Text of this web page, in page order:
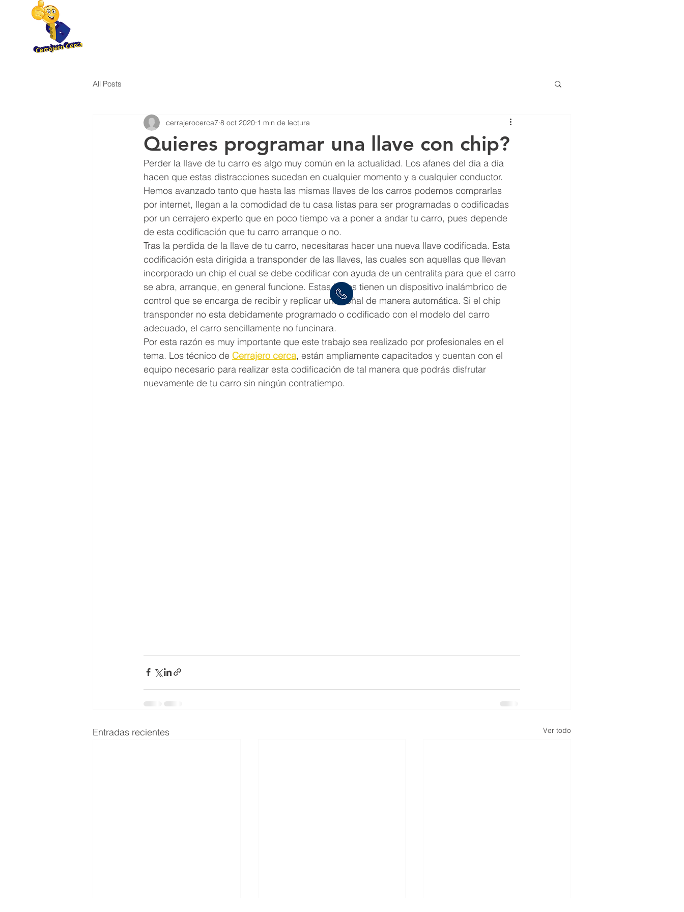
All Posts
Quieres programar una llave con chip?
cerrajerocerca7 8 oct 2020 1 min de lectura
Perder la llave de tu carro es algo muy común en la actualidad. Los afanes del día a día
hacen que estas distracciones sucedan en cualquier momento y a cualquier conductor.
Hemos avanzado tanto que hasta las mismas llaves de los carros podemos comprarlas
por internet, llegan a la comodidad de tu casa listas para ser programadas o codificadas
por un cerrajero experto que en poco tiempo va a poner a andar tu carro, pues depende
de esta codificación que tu carro arranque o no.
Tras la perdida de la llave de tu carro, necesitaras hacer una nueva llave codificada. Esta
codificación esta dirigida a transponder de las llaves, las cuales son aquellas que llevan
incorporado un chip el cual se debe codificar con ayuda de un centralita para que el carro
se abra, arranque, en general funcione. Estas llaves tienen un dispositivo inalámbrico de
control que se encarga de recibir y replicar una señal de manera automática. Si el chip
transponder no esta debidamente programado o codificado con el modelo del carro
adecuado, el carro sencillamente no funcinara.
Por esta razón es muy importante que este trabajo sea realizado por profesionales en el
tema. Los técnico de Cerrajero cerca, están ampliamente capacitados y cuentan con el
equipo necesario para realizar esta codificación de tal manera que podrás disfrutar
nuevamente de tu carro sin ningún contratiempo.
Entradas recientes Ver todo